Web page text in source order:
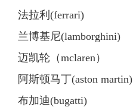
法拉利(ferrari)
兰博基尼(lamborghini)
迈凯轮（mclaren）
阿斯顿马丁(aston martin)
布加迪(bugatti)